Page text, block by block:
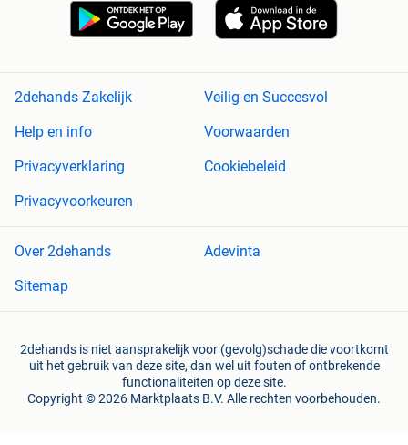
2dehands Zakelijk
Veilig en Succesvol
Help en info
Voorwaarden
Privacyverklaring
Cookiebeleid
Privacyvoorkeuren
Over 2dehands
Adevinta
Sitemap
2dehands is niet aansprakelijk voor (gevolg)schade die voortkomt
uit het gebruik van deze site, dan wel uit fouten of ontbrekende
functionaliteiten op deze site.
Copyright © 2026 Marktplaats B.V. Alle rechten voorbehouden.